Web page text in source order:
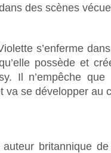
des scènes
s’enferme
possède et
Il n’empêche
va se développer au
britannique